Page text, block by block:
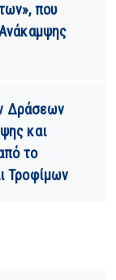
που
Δράσεων
και
το
Τροφίμων